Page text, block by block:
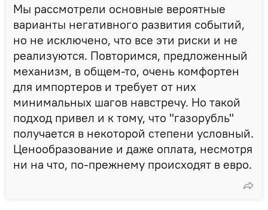
Мы рассмотрели основные вероятные
варианты негативного развития событий,
но не исключено, что все эти риски и не
реализуются. Повторимся, предложенный
механизм, в общем-то, очень комфортен
для импортеров и требует от них
минимальных шагов навстречу. Но такой
подход привел и к тому, что "газорубль"
получается в некоторой степени условный.
Ценообразование и даже оплата, несмотря
ни на что, по-прежнему происходят в евро.